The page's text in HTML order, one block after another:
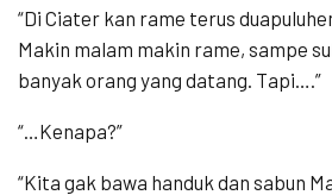
“Di Ciater kan rame terus
Makin malam makin rame, sampe
banyak orang yang datang. Tapi….”
“…Kenapa?”
“Kita gak bawa handuk dan sabun